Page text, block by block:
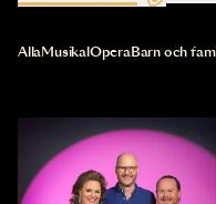
Val av kategori uppdaterar
AllaMusikal OperaBarn och